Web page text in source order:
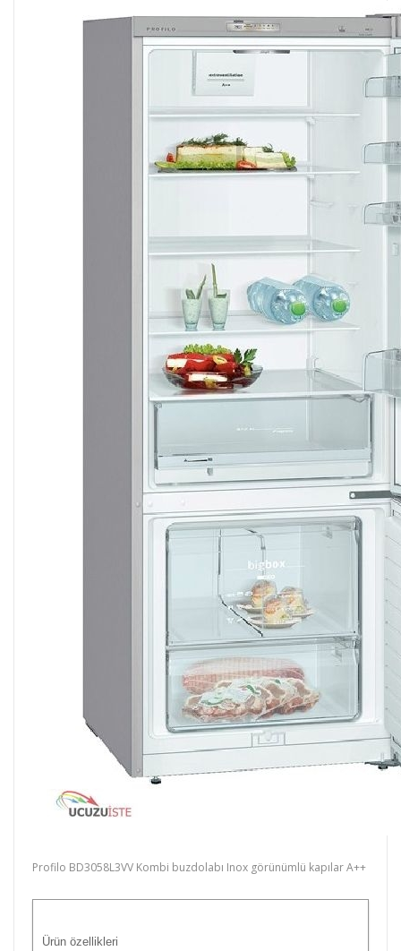
Profilo BD3058L3VV Kombi buzdolabı Inox görünümlü kapılar A++
Ürün özellikleri